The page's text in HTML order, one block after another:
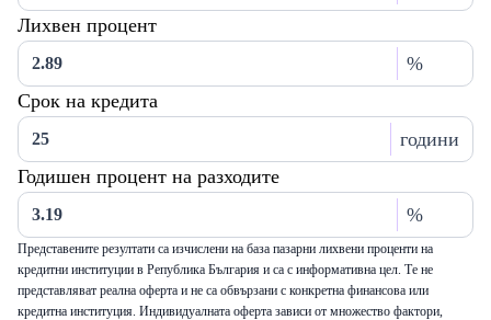
Лихвен процент
%
Срок на кредита
години
Годишен процент на разходите
%
Представените резултати са изчислени на база пазарни лихвени проценти на
кредитни институции в Република България и са с информативна цел. Те не
представляват реална оферта и не са обвързани с конкретна финансова или
кредитна институция. Индивидуалната оферта зависи от множество фактори,